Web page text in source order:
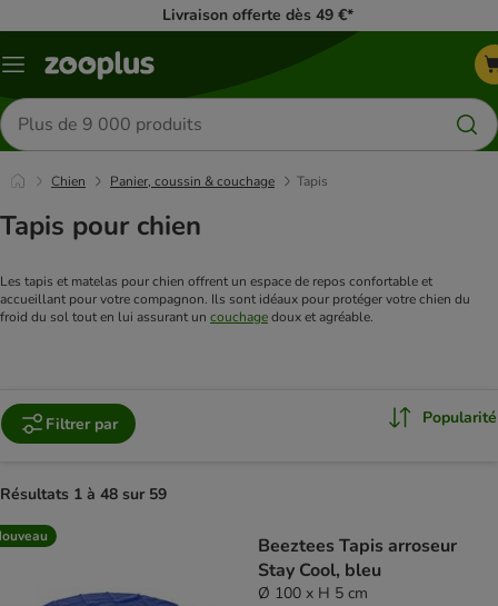
Livraison offerte dès 49 €*
Menu
Rechercher
des
produits
Chien Panier, coussin & couchage Tapis
Tapis pour chien
Les tapis et matelas pour chien offrent un espace de repos confortable et
accueillant pour votre compagnon. Ils sont idéaux pour protéger votre chien du
froid du sol tout en lui assurant un couchage doux et agréable.
Filtrer par Popularité
Résultats 1 à 48 sur 59
product items have been changed
Beeztees Tapis arroseur
Stay Cool, bleu
Ø 100 x H 5 cm